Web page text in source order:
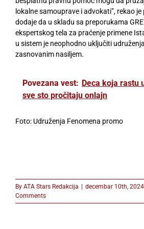
lokalne samouprave i advokati”, rekao
dodaje da u skladu sa preporukama
ekspertskog tela za praćenje primene
u sistem je neophodno uključiti
zasnovanim nasiljem.
Povezana vest: Deca koja rastu
sve sto pročitaju onlajn
Foto: Udruženja Fenomena promo
By ATA Stars Redakcija decembar 10th, 2024
Comments